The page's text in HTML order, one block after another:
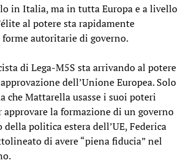
in Italia, ma in tutta Europa e a livello
al potere sta rapidamente
autoritarie di governo.
di Lega-M5S sta arrivando al potere
dell’Unione Europea. Solo
che Mattarella usasse i suoi poteri
la formazione di un governo
della politica estera dell’UE, Federica
di avere “piena fiducia” nel